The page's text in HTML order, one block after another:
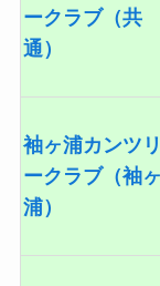
ークラブ（共
通）
袖ヶ浦カンツリ
ークラブ（袖ヶ
浦）